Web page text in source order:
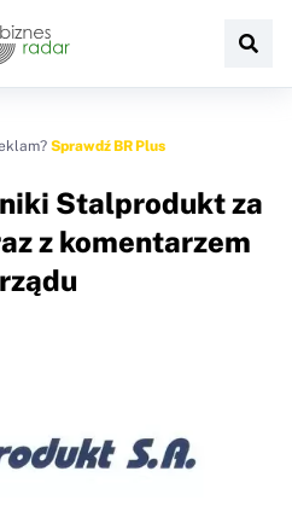
Sprawdź BR Plus
Stalprodukt za
z komentarzem